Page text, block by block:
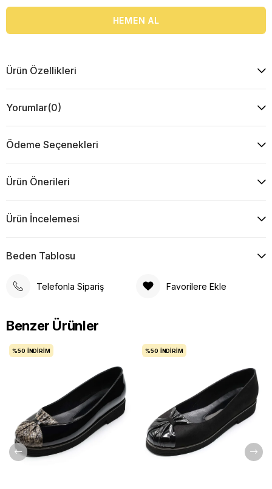
Ürün Özellikleri
Yorumlar(0)
Ödeme Seçenekleri
Ürün Önerileri
Ürün İncelemesi
Beden Tablosu
Telefonla Sipariş Favorilere Ekle
Benzer Ürünler
%50 İNDIRIM %50 İNDIRIM